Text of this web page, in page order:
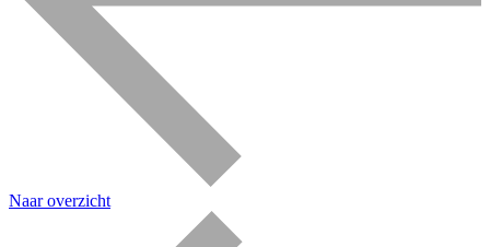
Naar overzicht